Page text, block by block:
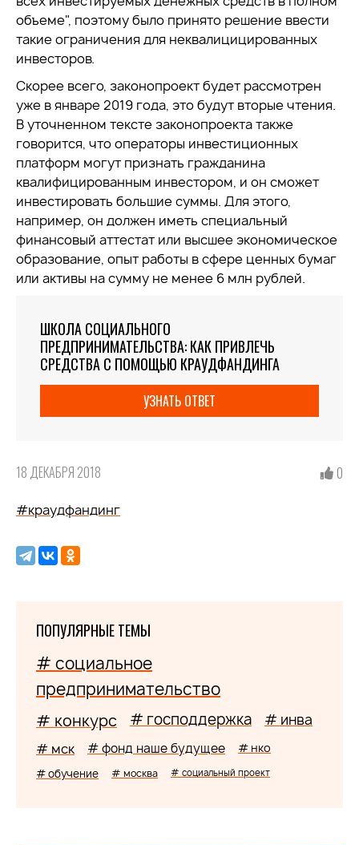
объеме", поэтому было принято решение ввести
такие ограничения для неквалицицированных
инвесторов.
Скорее всего, законопроект будет рассмотрен
уже в январе 2019 года, это будут вторые чтения.
В уточненном тексте законопроекта также
говорится, что операторы инвестиционных
платформ могут признать гражданина
квалифицированным инвестором, и он сможет
инвестировать большие суммы. Для этого,
например, он должен иметь специальный
финансовый аттестат или высшее экономическое
образование, опыт работы в сфере ценных бумаг
или активы на сумму не менее 6 млн рублей.
ШКОЛА СОЦИАЛЬНОГО
ПРЕДПРИНИМАТЕЛЬСТВА: КАК ПРИВЛЕЧЬ
СРЕДСТВА С ПОМОЩЬЮ КРАУДФАНДИНГА
УЗНАТЬ ОТВЕТ
18 ДЕКАБРЯ 2018 0
#краудфандинг
ПОПУЛЯРНЫЕ ТЕМЫ
# социальное
предпринимательство
# конкурс # господдержка # инва
# мск # фонд наше будущее # нко
# обучение # москва # социальный проект